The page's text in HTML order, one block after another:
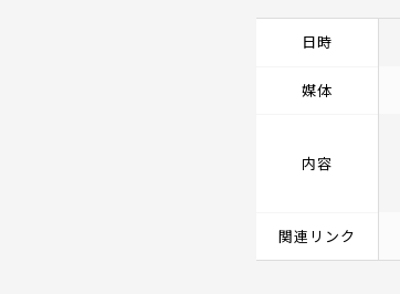
日時
媒体
内容
関連リンク